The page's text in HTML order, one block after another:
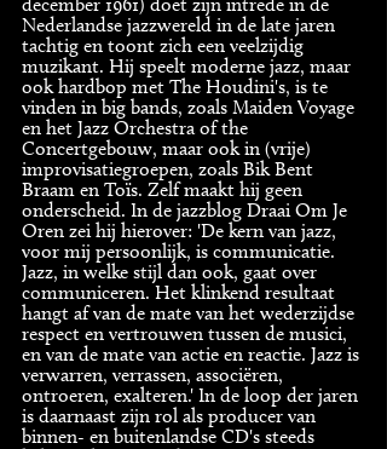
Nederlandse jazzwereld in de late jaren
tachtig en toont zich een veelzijdig
muzikant. Hij speelt moderne jazz, maar
ook hardbop met The Houdini's, is te
vinden in big bands, zoals Maiden Voyage
en het Jazz Orchestra of the
Concertgebouw, maar ook in (vrije)
improvisatiegroepen, zoals Bik Bent
Braam en Toïs. Zelf maakt hij geen
onderscheid. In de jazzblog Draai Om Je
Oren zei hij hierover: 'De kern van jazz,
voor mij persoonlijk, is communicatie.
Jazz, in welke stijl dan ook, gaat over
communiceren. Het klinkend resultaat
hangt af van de mate van het wederzijdse
respect en vertrouwen tussen de musici,
en van de mate van actie en reactie. Jazz is
verwarren, verrassen, associëren,
ontroeren, exalteren.' In de loop der jaren
is daarnaast zijn rol als producer van
binnen- en buitenlandse CD's steeds